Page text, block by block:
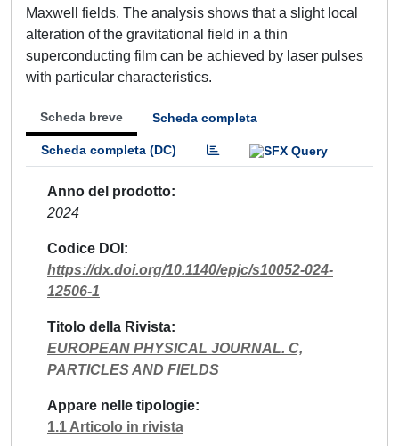
Maxwell fields. The analysis shows that a slight local
alteration of the gravitational field in a thin
superconducting film can be achieved by laser pulses
with particular characteristics.
Scheda breve Scheda completa
Scheda completa (DC)
Anno del prodotto
2024
Codice DOI
https://dx.doi.org/10.1140/epjc/s10052-024-
12506-1
Titolo della Rivista
EUROPEAN PHYSICAL JOURNAL. C,
PARTICLES AND FIELDS
Appare nelle tipologie
1.1 Articolo in rivista